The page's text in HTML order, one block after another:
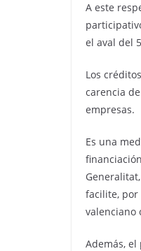
A este
el aval del
Los
carencia
empresas.
Es una
facilite, por
valenciano
Además,